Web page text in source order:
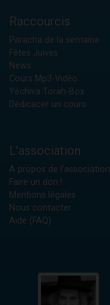
Raccourcis
Paracha de la semaine
Fêtes Juives
News
Cours Mp3-Vidéo
Yéchiva Torah-Box
Dédicacer un cours
L'association
A propos de l'association
Faire un don !
Mentions légales
Nous contacter
Aide (FAQ)